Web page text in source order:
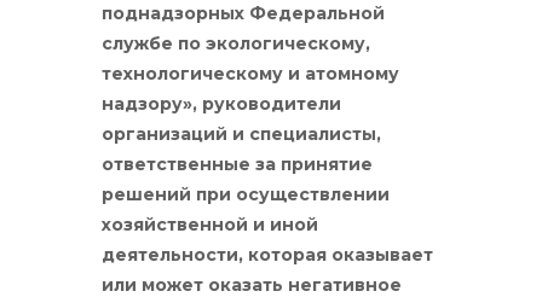
поднадзорных Федеральной
службе по экологическому,
технологическому и атомному
надзору», руководители
организаций и специалисты,
ответственные за принятие
решений при осуществлении
хозяйственной и иной
деятельности, которая оказывает
или может оказать негативное